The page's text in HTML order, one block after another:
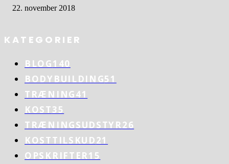
22. november 2018
KATEGORIER
BLOG140
BODYBUILDING51
TRÆNING41
KOST35
TRÆNINGSUDSTYR26
KOSTTILSKUD21
OPSKRIFTER15